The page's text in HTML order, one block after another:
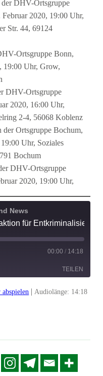
DHV-Ortsgruppe
2020, 19:00 Uhr,
Str. 44, 69124
Ortsgruppe Bonn,
19:00 Uhr, Grow,
DHV-Ortsgruppe
2020, 16:00 Uhr,
2-4, 56068 Koblenz
Ortsgruppe Bochum,
Uhr, Soziales
Bochum
DHV-Ortsgruppe
2020, 19:00 Uhr,
News
00:00 / 14:18
TEILEN
abspielen |Audiolänge: 14:18